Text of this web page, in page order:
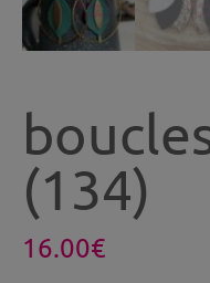
(134)
16.00€